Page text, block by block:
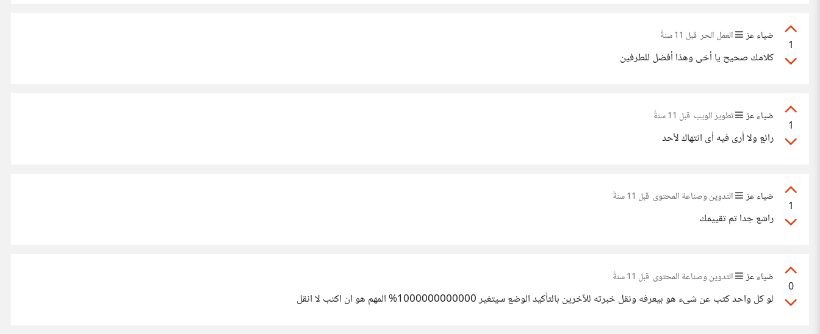
1
ضياء عز العمل الحر قبل 11 سنةً
كلامك صحيح يا أخى وهذا أفضل للطرفين
1
ضياء عز تطوير الويب قبل 11 سنةً
رائع ولا أرى فيه أى انتهاك لأحد
1
ضياء عز التدوين وصناعة المحتوى قبل 11 سنةً
راشع جدا تم تقييمك
0
ضياء عز التدوين وصناعة المحتوى قبل 11 سنةً
لو كل واحد كتب عن شىء هو بيعرفه ونقل خبرته للآخرين بالتأكيد الوضع سيتغير 1000000000000% المهم هو ان اكتب لا انقل